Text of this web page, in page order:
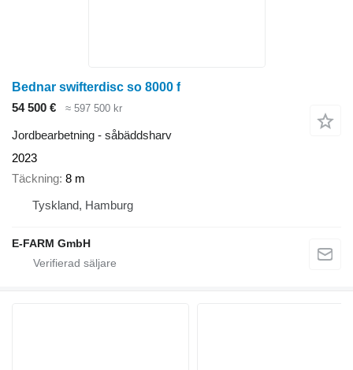
Bednar swifterdisc so 8000 f
54 500 €
≈ 597 500 kr
Jordbearbetning - såbäddsharv
2023
Täckning 8 m
Tyskland, Hamburg
E-FARM GmbH